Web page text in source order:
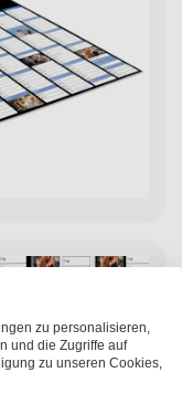
zu personalisieren,
und die Zugriffe auf
zu unseren Cookies,